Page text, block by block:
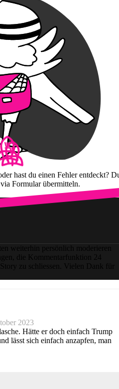
hast du einen Fehler entdeckt?
Formular übermitteln.
weiterhin persönlich moderieren
die Kommentarfunktion 24
zu schliessen. Vielen Dank für
2023
Hätte er doch einfach Trump
lässt sich einfach anzapfen, man